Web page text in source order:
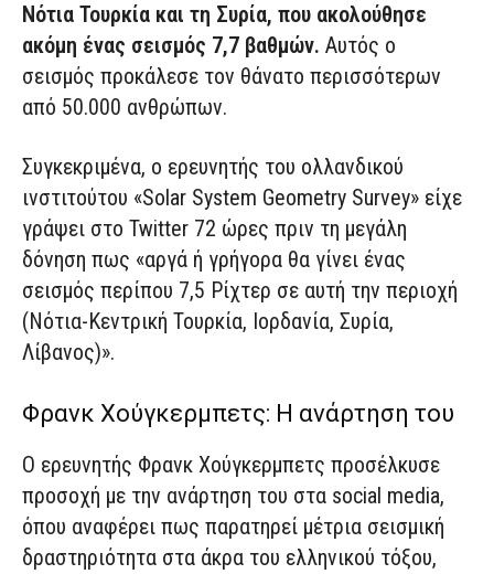
Νότια Τουρκία και τη Συρία, που ακολούθησε
ακόμη ένας σεισμός 7,7 βαθμών. Αυτός ο
σεισμός προκάλεσε τον θάνατο περισσότερων
από 50.000 ανθρώπων.
Συγκεκριμένα, ο ερευνητής του ολλανδικού
ινστιτούτου «Solar System Geometry Survey» είχε
γράψει στο Twitter 72 ώρες πριν τη μεγάλη
δόνηση πως «αργά ή γρήγορα θα γίνει ένας
σεισμός περίπου 7,5 Ρίχτερ σε αυτή την περιοχή
(Νότια-Κεντρική Τουρκία, Ιορδανία, Συρία,
Λίβανος)».
Φρανκ Χούγκερμπετς: Η ανάρτηση του
Ο ερευνητής Φρανκ Χούγκερμπετς προσέλκυσε
προσοχή με την ανάρτηση του στα social media,
όπου αναφέρει πως παρατηρεί μέτρια σεισμική
δραστηριότητα στα άκρα του ελληνικού τόξου,